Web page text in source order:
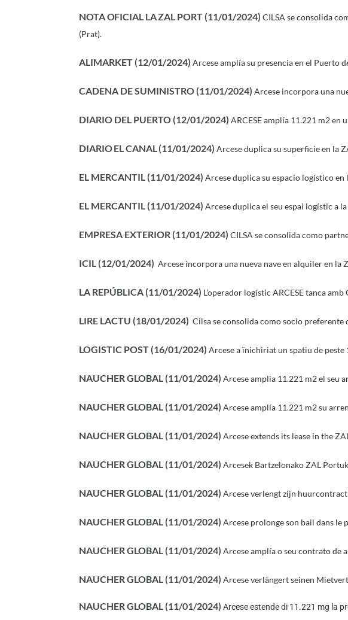
NOTA OFICIAL LA ZAL PORT(11/01/2024) CILSA se consolida
(Prat).
ALIMARKET (12/01/2024) Arcese amplía su presencia en el Puerto
CADENA DE SUMINISTRO (11/01/2024) Arcese incorpora una
DIARIO DEL PUERTO (12/01/2024) ARCESE amplía 11.221 m2 en
DIARIO EL CANAL(11/01/2024) Arcese duplica su superficie en la
EL MERCANTIL (11/01/2024) Arcese duplica su espacio logístico
EL MERCANTIL (11/01/2024) Arcese duplica el seu espai logístic a
EMPRESA EXTERIOR (11/01/2024) CILSA se consolida como
ICIL (12/01/2024) Arcese incorpora una nueva nave en alquiler en la
LA REPÚBLICA (11/01/2024) L’operador logístic ARCESE tanca
LIRE LACTU (18/01/2024) Cilsa se consolida como socio preferente
LOGISTIC POST (16/01/2024) Arcese a ïnichiriat un spatiu de
NAUCHER GLOBAL (11/01/2024) Arcese amplia 11.221 m2 el seu
NAUCHER GLOBAL (11/01/2024) Arcese amplía 11.221 m2 su
NAUCHER GLOBAL (11/01/2024) Arcese extends its lease in the
NAUCHER GLOBAL (11/01/2024) Arcesek Bartzelonako ZAL
NAUCHER GLOBAL (11/01/2024) Arcese verlengt zijn
NAUCHER GLOBAL (11/01/2024) Arcese prolonge son bail dans le
NAUCHER GLOBAL (11/01/2024) Arcese amplía o seu contrato de
NAUCHER GLOBAL (11/01/2024) Arcese verlängert seinen
NAUCHER GLOBAL (11/01/2024) Arcese estende di 11.221 mg la